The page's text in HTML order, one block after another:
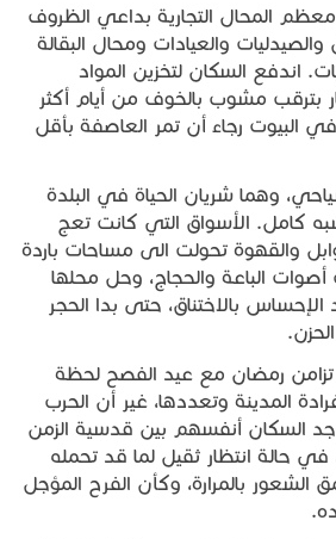
المحال التجارية بداعي الظروف
والصيدليات والعيادات ومحال البقالة
اندفع السكان لتخزين المواد
بترقب مشوب بالخوف من أيام أكثر
البيوت رجاء أن تمر العاصفة بأقل
وهما شريان الحياة في البلدة
كامل. الأسواق التي كانت تعج
والقهوة تحولت الى مساحات باردة
الباعة والحجاج، وحل محلها
بالاختناق، حتى بدا الحجر
رمضان مع عيد الفصح لحظة
المدينة وتعددها، غير أن الحرب
السكان أنفسهم بين قدسية الزمن
حالة انتظار ثقيل لما قد تحمله
الشعور بالمرارة، وكأن الفرح المؤجل